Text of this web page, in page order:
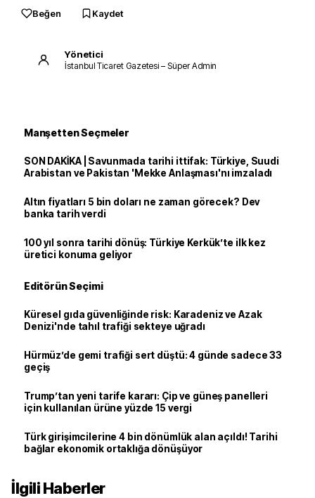
Beğen Kaydet
Yönetici
İstanbul Ticaret Gazetesi – Süper Admin
Manşetten Seçmeler
SON DAKİKA | Savunmada tarihi ittifak: Türkiye, Suudi
Arabistan ve Pakistan 'Mekke Anlaşması'nı imzaladı
Altın fiyatları 5 bin doları ne zaman görecek? Dev
banka tarih verdi
100 yıl sonra tarihi dönüş: Türkiye Kerkük’te ilk kez
üretici konuma geliyor
Editörün Seçimi
Küresel gıda güvenliğinde risk: Karadeniz ve Azak
Denizi'nde tahıl trafiği sekteye uğradı
Hürmüz’de gemi trafiği sert düştü: 4 günde sadece 33
geçiş
Trump’tan yeni tarife kararı: Çip ve güneş panelleri
için kullanılan ürüne yüzde 15 vergi
Türk girişimcilerine 4 bin dönümlük alan açıldı! Tarihi
bağlar ekonomik ortaklığa dönüşüyor
İlgili Haberler